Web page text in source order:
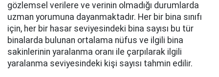
gözlemsel verilere ve verinin olmadığı durumlarda
uzman yorumuna dayanmaktadır. Her bir bina sınıfı
için, her bir hasar seviyesindeki bina sayısı bu tür
binalarda bulunan ortalama nüfus ve ilgili bina
sakinlerinin yaralanma oranı ile çarpılarak ilgili
yaralanma seviyesindeki kişi sayısı tahmin edilir.